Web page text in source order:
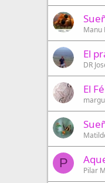
Manu
El
DR
El
P
Pilar